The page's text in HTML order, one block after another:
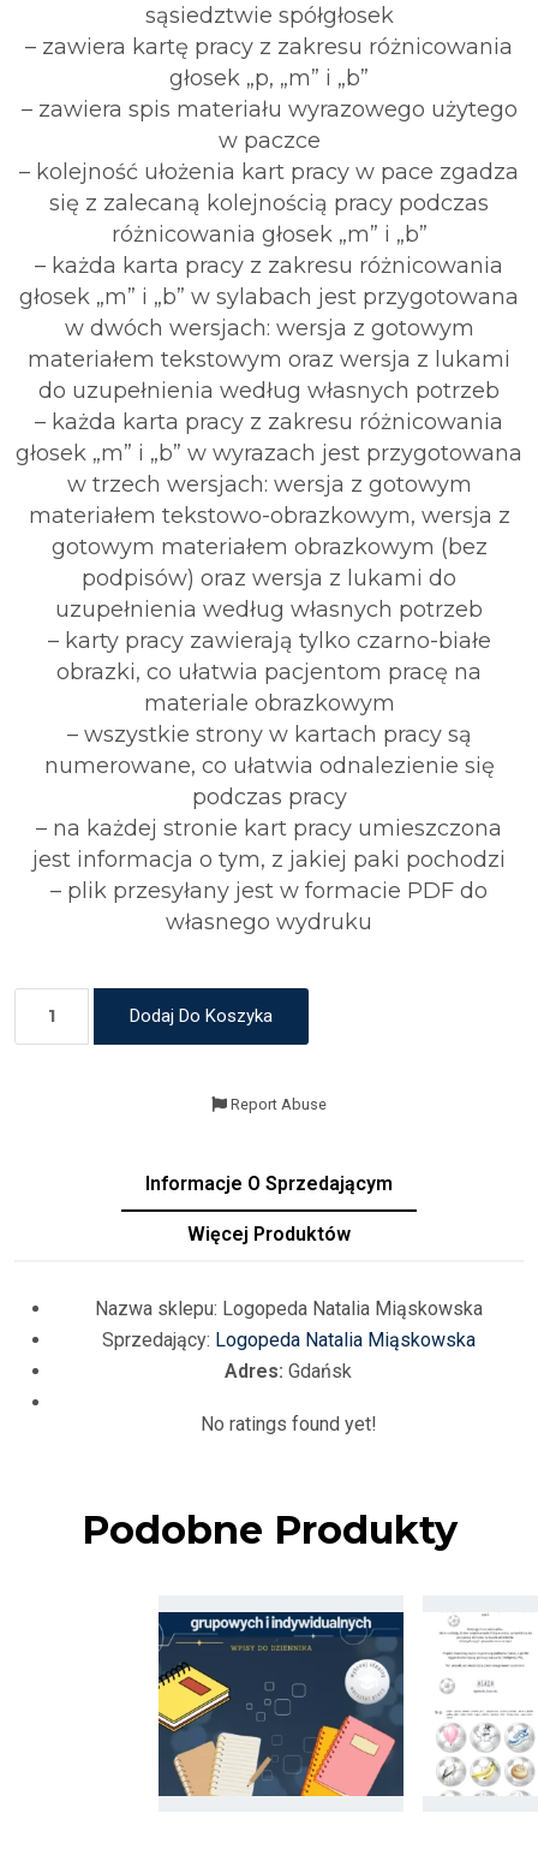
sąsiedztwie spółgłosek
– zawiera kartę pracy z zakresu różnicowania
głosek „p, „m” i „b”
– zawiera spis materiału wyrazowego użytego
w paczce
– kolejność ułożenia kart pracy w pace zgadza
się z zalecaną kolejnością pracy podczas
różnicowania głosek „m” i „b”
– każda karta pracy z zakresu różnicowania
głosek „m” i „b” w sylabach jest przygotowana
w dwóch wersjach: wersja z gotowym
materiałem tekstowym oraz wersja z lukami
do uzupełnienia według własnych potrzeb
– każda karta pracy z zakresu różnicowania
głosek „m” i „b” w wyrazach jest przygotowana
w trzech wersjach: wersja z gotowym
materiałem tekstowo-obrazkowym, wersja z
gotowym materiałem obrazkowym (bez
podpisów) oraz wersja z lukami do
uzupełnienia według własnych potrzeb
– karty pracy zawierają tylko czarno-białe
obrazki, co ułatwia pacjentom pracę na
materiale obrazkowym
– wszystkie strony w kartach pracy są
numerowane, co ułatwia odnalezienie się
podczas pracy
– na każdej stronie kart pracy umieszczona
jest informacja o tym, z jakiej paki pochodzi
– plik przesyłany jest w formacie PDF do
własnego wydruku
Dodaj Do Koszyka
Report Abuse
Informacje O Sprzedającym
Więcej Produktów
Nazwa sklepu: Logopeda Natalia Miąskowska
Sprzedający: Logopeda Natalia Miąskowska
Adres: Gdańsk
No ratings found yet!
Podobne Produkty